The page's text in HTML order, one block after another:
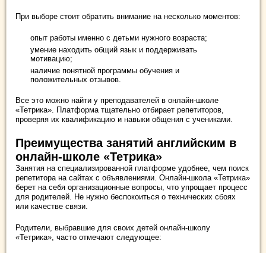
При выборе стоит обратить внимание на несколько моментов:
опыт работы именно с детьми нужного возраста;
умение находить общий язык и поддерживать
мотивацию;
наличие понятной программы обучения и
положительных отзывов.
Все это можно найти у преподавателей в онлайн-школе
«Тетрика». Платформа тщательно отбирает репетиторов,
проверяя их квалификацию и навыки общения с учениками.
Преимущества занятий английским в
онлайн-школе «Тетрика»
Занятия на специализированной платформе удобнее, чем поиск
репетитора на сайтах с объявлениями. Онлайн-школа «Тетрика»
берет на себя организационные вопросы, что упрощает процесс
для родителей. Не нужно беспокоиться о технических сбоях
или качестве связи.
Родители, выбравшие для своих детей онлайн-школу
«Тетрика», часто отмечают следующее: